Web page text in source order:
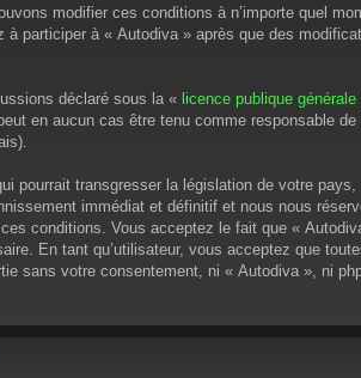
modifier ces conditions à n’importe quel
participer à « Autodiva » après que des
déclaré sous la « licence publique
en aucun cas être tenu comme responsable
pourrait transgresser la législation de votre
immédiat et définitif et nous nous
conditions. Vous acceptez le fait que «
En tant qu’utilisateur, vous acceptez que
sans votre consentement, ni « Autodiva », ni